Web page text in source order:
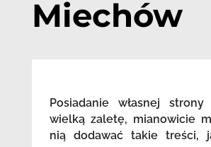
Miechów
Posiadanie własnej
wielką zaletę, mianowicie
nią dodawać takie treści,